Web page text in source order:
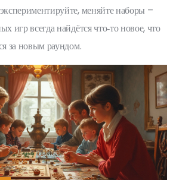
меняйте наборы –
игр всегда найдётся что‑то новое, что
за новым раундом.